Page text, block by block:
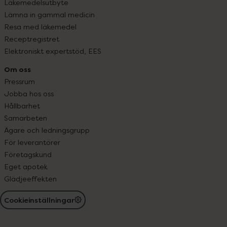
Läkemedelsutbyte
Lämna in gammal medicin
Resa med läkemedel
Receptregistret
Elektroniskt expertstöd, EES
Om oss
Pressrum
Jobba hos oss
Hållbarhet
Samarbeten
Ägare och ledningsgrupp
För leverantörer
Företagskund
Eget apotek
Glädjeeffekten
Cookieinställningar